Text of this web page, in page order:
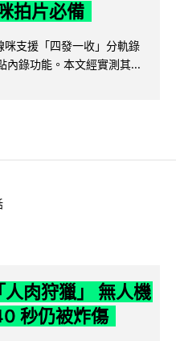
拍片必備
支援「四發一收」分軌錄
錄功能。本文經實測其...
肉狩獵」 無人機
秒仍被炸傷